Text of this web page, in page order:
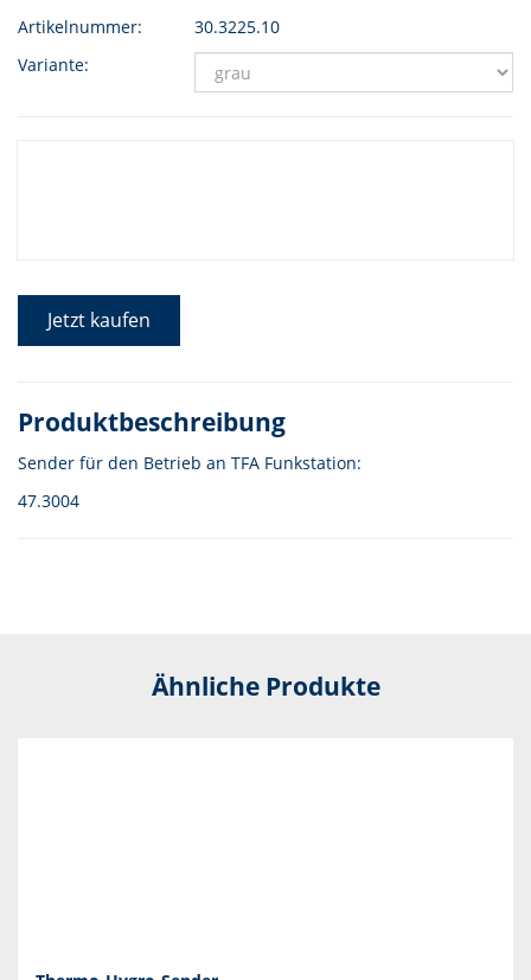
Artikelnummer:
30.3225.10
Variante:
Jetzt kaufen
Produktbeschreibung
Sender für den Betrieb an TFA Funkstation:
47.3004
Ähnliche Produkte